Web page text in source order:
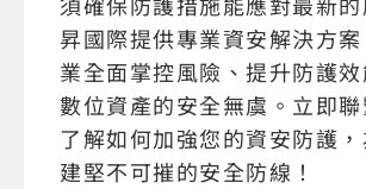
昇國際提供專業資安解決方
業全面掌控風險、提升防護
數位資產的安全無虞。立即聯
了解如何加強您的資安防護
建堅不可摧的安全防線！